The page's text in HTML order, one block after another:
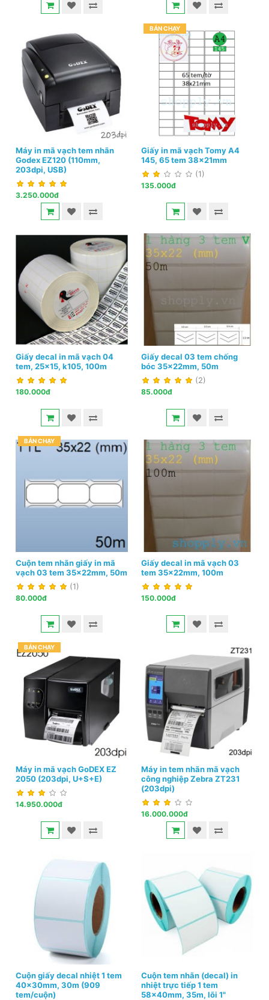
Máy in mã vạch tem nhãn
Godex EZ120 (110mm,
203dpi, USB)
3.250.000đ
BÁN CHẠY
Giấy in mã vạch Tomy A4
145, 65 tem 38x21mm
(1)
135.000đ
Giấy decal in mã vạch 04
tem, 25x15, k105, 100m
180.000đ
Giấy decal 03 tem chống
bóc 35x22mm, 50m
(2)
85.000đ
BÁN CHẠY
Cuộn tem nhãn giấy in mã
vạch 03 tem 35x22mm, 50m
(1)
80.000đ
Giấy decal in mã vạch 03
tem 35x22mm, 100m
150.000đ
BÁN CHẠY
Máy in mã vạch GoDEX EZ
2050 (203dpi, U+S+E)
14.950.000đ
Máy in tem nhãn mã vạch
công nghiệp Zebra ZT231
(203dpi)
16.000.000đ
Cuộn giấy decal nhiệt 1 tem
40x30mm, 30m (909
tem/cuộn)
Cuộn tem nhãn (decal) in
nhiệt trực tiếp 1 tem
58x40mm, 35m, lõi 1"